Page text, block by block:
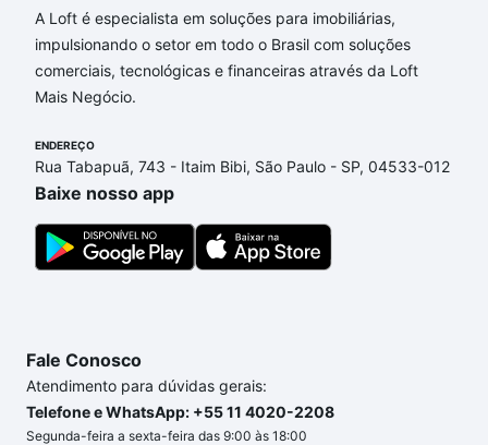
A Loft é especialista em soluções para imobiliárias,
impulsionando o setor em todo o Brasil com soluções
comerciais, tecnológicas e financeiras através da Loft
Mais Negócio.
ENDEREÇO
Rua Tabapuã, 743 - Itaim Bibi, São Paulo - SP, 04533-012
Baixe nosso app
Fale Conosco
Atendimento para dúvidas gerais:
Telefone e WhatsApp: +55 11 4020-2208
Segunda-feira a sexta-feira das 9:00 às 18:00